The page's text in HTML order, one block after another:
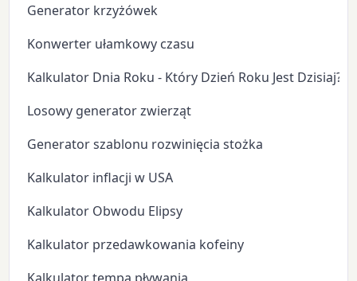
Generator krzyżówek
Konwerter ułamkowy czasu
Kalkulator Dnia Roku - Który Dzień Roku Jest Dzisiaj?
Losowy generator zwierząt
Generator szablonu rozwinięcia stożka
Kalkulator inflacji w USA
Kalkulator Obwodu Elipsy
Kalkulator przedawkowania kofeiny